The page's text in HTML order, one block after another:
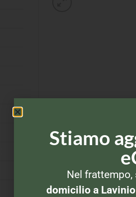
Stiamo
Nel frattempo,
domicilio a